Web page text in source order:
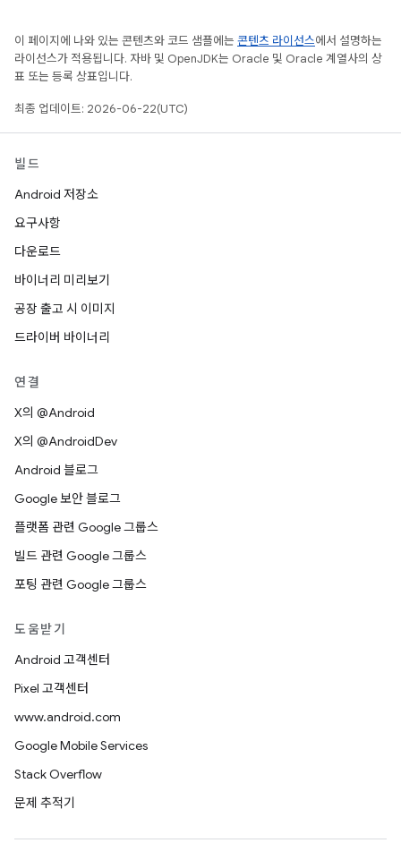
이 페이지에 나와 있는 콘텐츠와 코드 샘플에는 콘텐츠 라이선스에서 설명하는
라이선스가 적용됩니다. 자바 및 OpenJDK는 Oracle 및 Oracle 계열사의 상
표 또는 등록 상표입니다.
최종 업데이트: 2026-06-22(UTC)
빌드
Android 저장소
요구사항
다운로드
바이너리 미리보기
공장 출고 시 이미지
드라이버 바이너리
연결
X의 @Android
X의 @AndroidDev
Android 블로그
Google 보안 블로그
플랫폼 관련 Google 그룹스
빌드 관련 Google 그룹스
포팅 관련 Google 그룹스
도움받기
Android 고객센터
Pixel 고객센터
www.android.com
Google Mobile Services
Stack Overflow
문제 추적기